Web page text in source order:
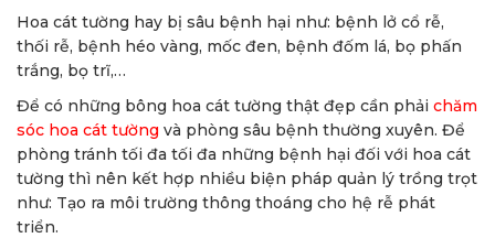
Hoa cát tường hay bị sâu bệnh hại như: bệnh lở cổ rễ,
thối rễ, bệnh héo vàng, mốc đen, bệnh đốm lá, bọ phấn
trắng, bọ trĩ,…
Để có những bông hoa cát tường thật đẹp cần phải chăm
sóc hoa cát tường và phòng sâu bệnh thường xuyên. Để
phòng tránh tối đa tối đa những bệnh hại đối với hoa cát
tường thì nên kết hợp nhiều biện pháp quản lý trồng trọt
như: Tạo ra môi trường thông thoáng cho hệ rễ phát
triển.